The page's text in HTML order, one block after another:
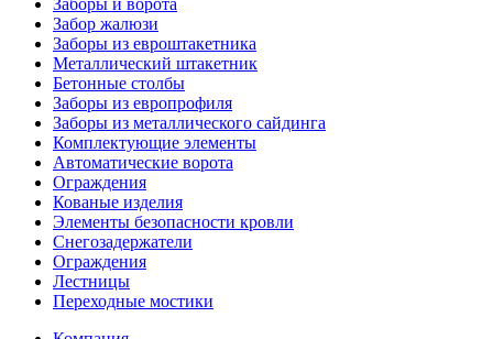
Заборы и ворота
Забор жалюзи
Заборы из евроштакетника
Металлический штакетник
Бетонные столбы
Заборы из европрофиля
Заборы из металлического сайдинга
Комплектующие элементы
Автоматические ворота
Ограждения
Кованые изделия
Элементы безопасности кровли
Снегозадержатели
Ограждения
Лестницы
Переходные мостики